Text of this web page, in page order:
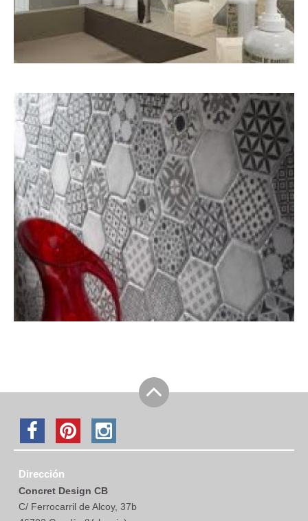
Dirección
Concret Design CB
C/ Ferrocarril de Alcoy, 37b